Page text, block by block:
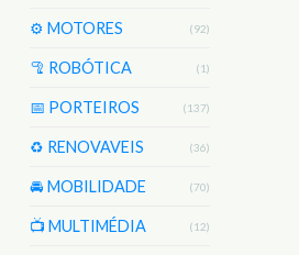
⚙️ MOTORES (92)
🦿 ROBÓTICA (1)
📅 PORTEIROS (137)
♻️ RENOVAVEIS (36)
🚘 MOBILIDADE (70)
📺 MULTIMÉDIA (12)